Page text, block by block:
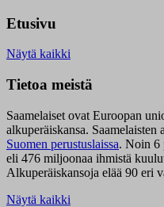
Etusivu
Näytä kaikki
Tietoa meistä
Saamelaiset ovat Euroopan
alkuperäiskansa. Saamelaisten
Suomen perustuslaissa. Noin 6
eli 476 miljoonaa ihmistä
Alkuperäiskansoja elää 90 eri
Näytä kaikki